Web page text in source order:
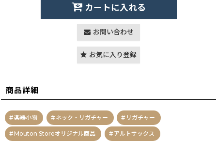
カートに入れる
お問い合わせ
お気に入り登録
商品詳細
楽器小物 ネック・リガチャー リガチャー
Mouton Storeオリジナル商品 アルトサックス